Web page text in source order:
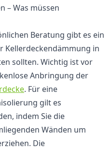
– Was müssen
Beratung gibt es ein
Kellerdeckendämmung in
sollten. Wichtig ist vor
Anbringung der
. Für eine
gilt es
indem Sie die
Wänden um
Die